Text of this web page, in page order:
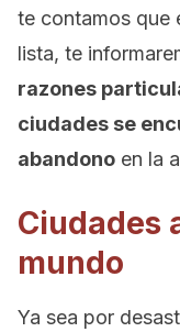
te contamos que
lista, te
razones
ciudades se
abandono en la
Ciudades
mundo
Ya sea por